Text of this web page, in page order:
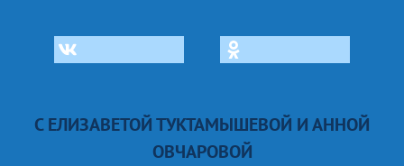
С ЕЛИЗАВЕТОЙ ТУКТАМЫШЕВОЙ И АННОЙ
ОВЧАРОВОЙ